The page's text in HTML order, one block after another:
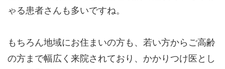
ゃる患者さんも多いですね。
もちろん地域にお住まいの方も、若い方からご高齢
の方まで幅広く来院されており、かかりつけ医とし